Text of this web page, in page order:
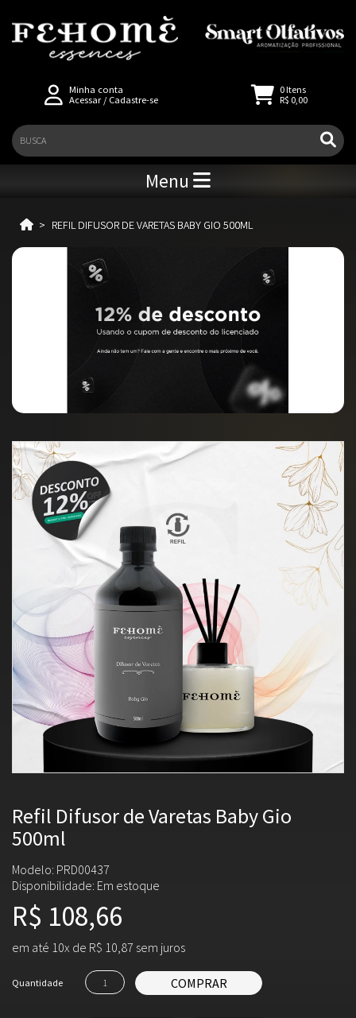
Minha conta
Acessar/ Cadastre-se
0Itens
R$ 0,00
Menu
REFIL DIFUSOR DE VARETAS BABY GIO 500ML
Refil Difusor de Varetas Baby Gio
500ml
Modelo: PRD00437
Disponibilidade: Em estoque
R$ 108,66
em até 10x de R$ 10,87 sem juros
Quantidade COMPRAR